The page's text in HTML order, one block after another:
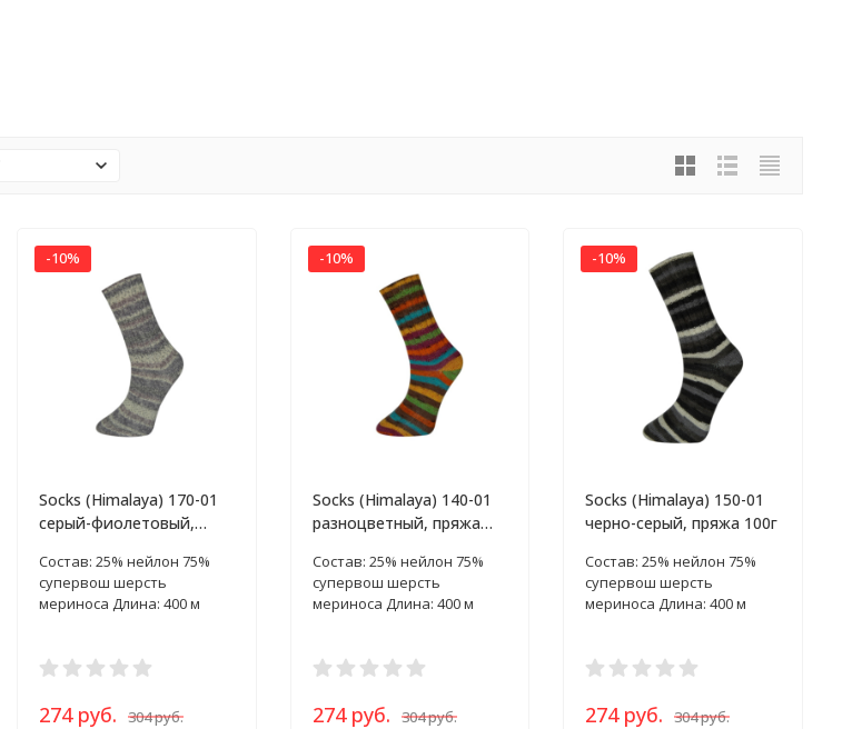
-10%
Socks (Himalaya) 170-01
серый-фиолетовый,
Состав: 25% нейлон 75%
супервош шерсть
мериноса Длина: 400 м
274 руб. 304 руб.
-10%
Socks (Himalaya) 140-01
разноцветный, пряжа
Состав: 25% нейлон 75%
супервош шерсть
мериноса Длина: 400 м
274 руб. 304 руб.
-10%
Socks (Himalaya) 150-01
черно-серый, пряжа 100г
Состав: 25% нейлон 75%
супервош шерсть
мериноса Длина: 400 м
274 руб. 304 руб.